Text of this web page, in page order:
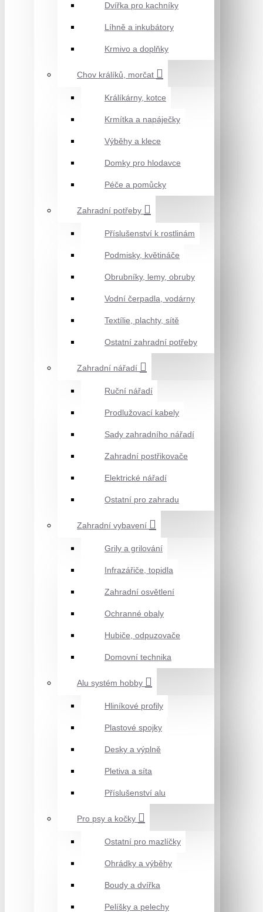
Dvířka pro kachníky
Líhně a inkubátory
Krmivo a doplňky
Chov králíků, morčat
Králíkárny, kotce
Krmítka a napáječky
Výběhy a klece
Domky pro hlodavce
Péče a pomůcky
Zahradní potřeby
Příslušenství k rostlinám
Podmisky, květináče
Obrubníky, lemy, obruby
Vodní čerpadla, vodárny
Textílie, plachty, sítě
Ostatní zahradní potřeby
Zahradní nářadí
Ruční nářadí
Prodlužovací kabely
Sady zahradního nářadí
Zahradní postřikovače
Elektrické nářadí
Ostatní pro zahradu
Zahradní vybavení
Grily a grilování
Infrazářiče, topidla
Zahradní osvětlení
Ochranné obaly
Hubiče, odpuzovače
Domovní technika
Alu systém hobby
Hliníkové profily
Plastové spojky
Desky a výplně
Pletiva a síta
Příslušenství alu
Pro psy a kočky
Ostatní pro mazlíčky
Ohrádky a výběhy
Boudy a dvířka
Pelíšky a pelechy